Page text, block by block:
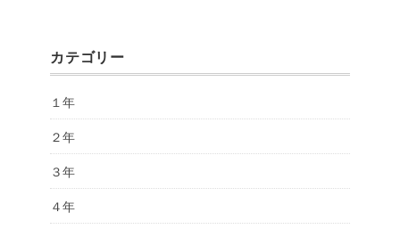
カテゴリー
１年
２年
３年
４年